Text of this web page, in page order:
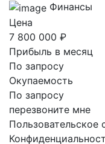
Финансы
Цена
7 800 000 ₽
Прибыль в месяц
По запросу
Окупаемость
По запросу
перезвоните мне
Пользовательское